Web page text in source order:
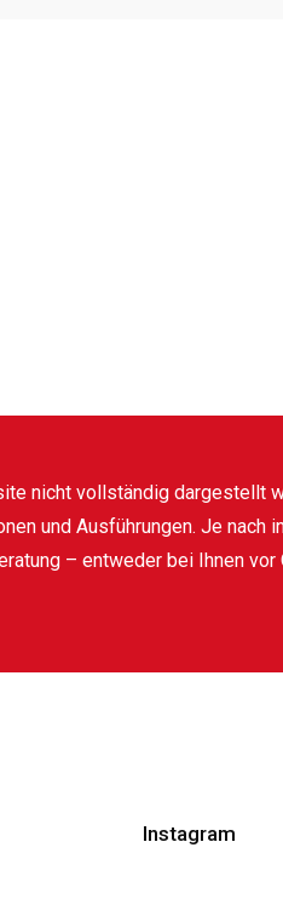
nicht vollständig dargestellt
und Ausführungen. Je nach
– entweder bei Ihnen vor
Instagram